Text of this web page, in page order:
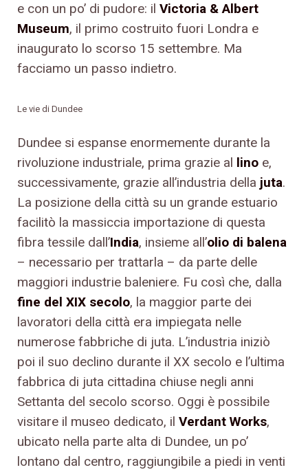
e con un po’ di pudore: il Victoria & Albert
Museum, il primo costruito fuori Londra e
inaugurato lo scorso 15 settembre. Ma
facciamo un passo indietro.
Le vie di Dundee
Dundee si espanse enormemente durante la
rivoluzione industriale, prima grazie al lino e,
successivamente, grazie all’industria della juta.
La posizione della città su un grande estuario
facilitò la massiccia importazione di questa
fibra tessile dall’India, insieme all’olio di balena
– necessario per trattarla – da parte delle
maggiori industrie baleniere. Fu così che, dalla
fine del XIX secolo, la maggior parte dei
lavoratori della città era impiegata nelle
numerose fabbriche di juta. L’industria iniziò
poi il suo declino durante il XX secolo e l’ultima
fabbrica di juta cittadina chiuse negli anni
Settanta del secolo scorso. Oggi è possibile
visitare il museo dedicato, il Verdant Works,
ubicato nella parte alta di Dundee, un po’
lontano dal centro, raggiungibile a piedi in venti